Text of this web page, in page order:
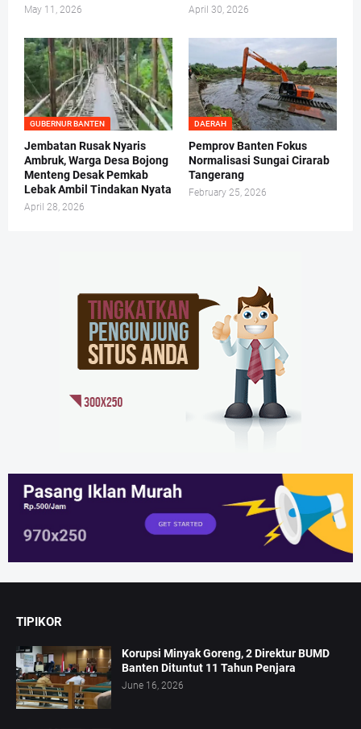
May 11, 2026 April 30, 2026
GUBERNUR BANTEN
Jembatan Rusak Nyaris
Ambruk, Warga Desa Bojong
Menteng Desak Pemkab
Lebak Ambil Tindakan Nyata
April 28, 2026
DAERAH
Pemprov Banten Fokus
Normalisasi Sungai Cirarab
Tangerang
February 25, 2026
TIPIKOR
Korupsi Minyak Goreng, 2 Direktur BUMD
Banten Dituntut 11 Tahun Penjara
June 16, 2026